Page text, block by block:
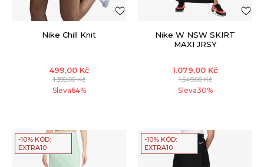
Nike Chill Knit
499,00 Kč
1.399,00Kč
Sleva64%
Nike W NSW SKIRT
MAXI JRSY
1.079,00 Kč
1.549,00Kč
Sleva30%
-10% KÓD:
EXTRA10
-10% KÓD:
EXTRA10